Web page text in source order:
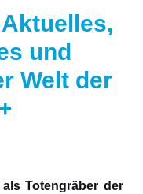
und
Welt der
Totengräber der